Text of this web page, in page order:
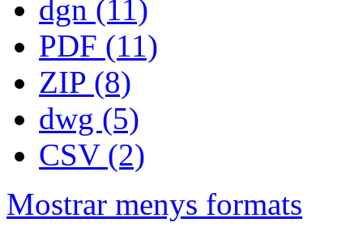
dgn (11)
PDF (11)
ZIP (8)
dwg (5)
CSV (2)
Mostrar menys formats